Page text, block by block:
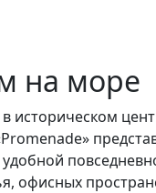
на море
историческом
удобной
офисных